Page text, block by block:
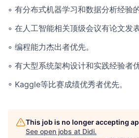
◦ 有分布式机器学习和数据分析经验的
◦ 在人工智能相关顶级会议有论文发
◦ 编程能力杰出者优先。
◦ 有大型系统架构设计和实践经验者优
◦ Kaggle等比赛成绩优秀者优先。
This job is no longer accepting
See open jobs at Didi.